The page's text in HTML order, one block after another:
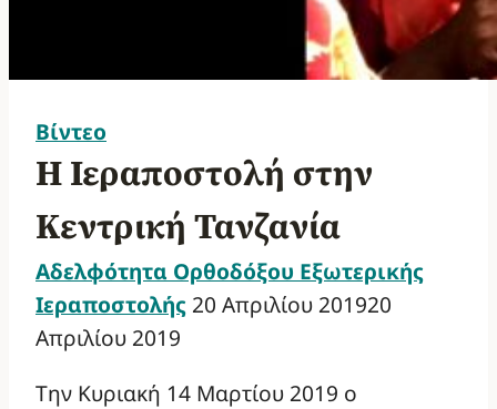
Βίντεο
Η Ιεραποστολή στην
Κεντρική Τανζανία
Αδελφότητα Ορθοδόξου Εξωτερικής
Ιεραποστολής 20 Απριλίου 201920
Απριλίου 2019
Την Κυριακή 14 Μαρτίου 2019 ο